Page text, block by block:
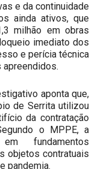
e da continuidade
ainda ativos, que
milhão em obras
imediato dos
e perícia técnica
aponta que,
de Serrita utilizou
da contratação
o MPPE, a
fundamentos
objetos contratuais
pandemia.